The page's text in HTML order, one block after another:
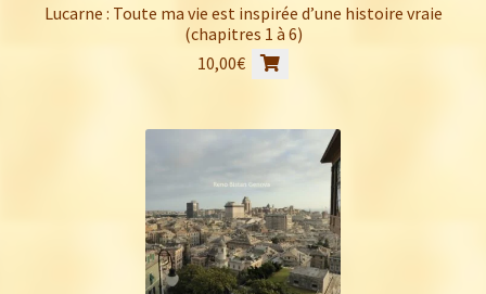
Lucarne : Toute ma vie est inspirée d’une histoire vraie
(chapitres 1 à 6)
10,00€